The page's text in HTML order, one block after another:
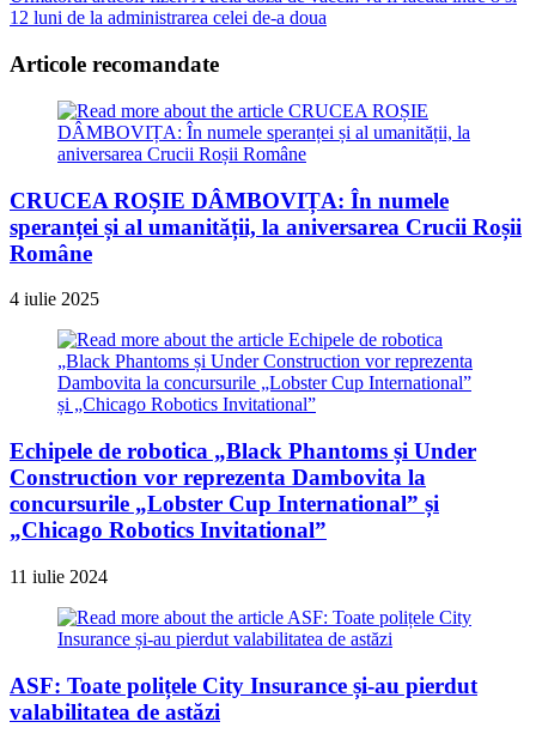
articles
12 luni de la administrarea celei de-a doua
Articole recomandate
CRUCEA ROȘIE DÂMBOVIȚA: În numele
speranței și al umanității, la aniversarea Crucii Roșii
Române
4 iulie 2025
Echipele de robotica „Black Phantoms și Under
Construction vor reprezenta Dambovita la
concursurile „Lobster Cup International” și
„Chicago Robotics Invitational”
11 iulie 2024
ASF: Toate polițele City Insurance și-au pierdut
valabilitatea de astăzi